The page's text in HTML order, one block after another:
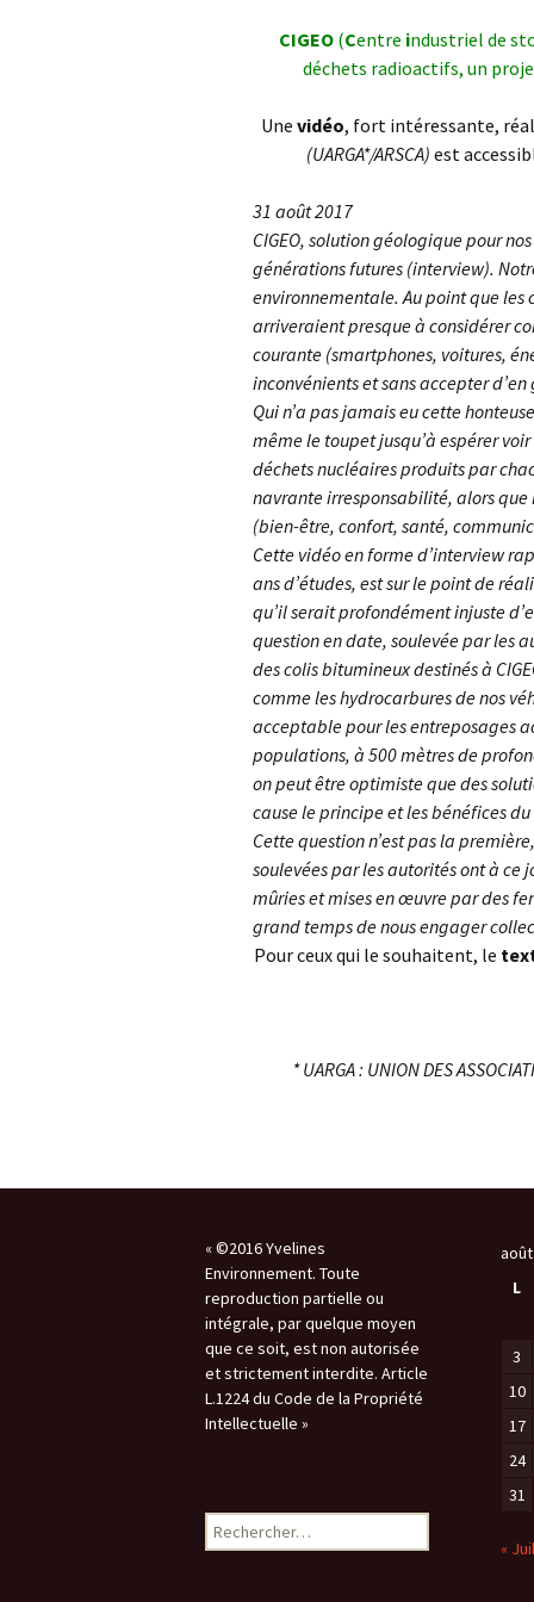
AG 2026 & RM 2025
Nettoyage de la Nature !
Les animations du « Pôle
Sciences & Nature »
membres
Les enquêtes publiques
Visite guidée de
l’Arboretum
Les Serres Botaniques
de Chèvreloup
La saga des hirondelles
rustiques
L’Arche des petites
bêtes de Thoiry
« Sauvez la Planète »
Sensibilisation des
industriels
La
Le
Le
de
CIGEO(Centre industriel de
déchets radioactifs, un
Une vidéo, fort intéressante,
(UARGA*/ARSCA) est
31 août 2017
CIGEO, solution géologique pour
générations futures (interview).
environnementale. Au point que les
arriveraient presque à considérer
courante (smartphones, voitures,
inconvénients et sans accepter d’en
Qui n’a pas jamais eu cette
même le toupet jusqu’à espérer
déchets nucléaires produits par
navrante irresponsabilité, alors
(bien-être, confort, santé,
Cette vidéo en forme d’interview
ans d’études, est sur le point de
qu’il serait profondément injuste
question en date, soulevée par les
des colis bitumineux destinés à
comme les hydrocarbures de nos
acceptable pour les entreposages
populations, à 500 mètres de
on peut être optimiste que des
cause le principe et les bénéfices
Cette question n’est pas la
soulevées par les autorités ont à ce
mûries et mises en œuvre par des
grand temps de nous engager
Pour ceux qui le souhaitent, le
* UARGA : UNION DES
« ©2016 Yvelines
Environnement. Toute
reproduction partielle ou
intégrale, par quelque moyen
que ce soit, est non autorisée
et strictement interdite. Article
L.1224 du Code de la Propriété
Intellectuelle »
L
3
10
17
24
31
« Juil
Rechercher :